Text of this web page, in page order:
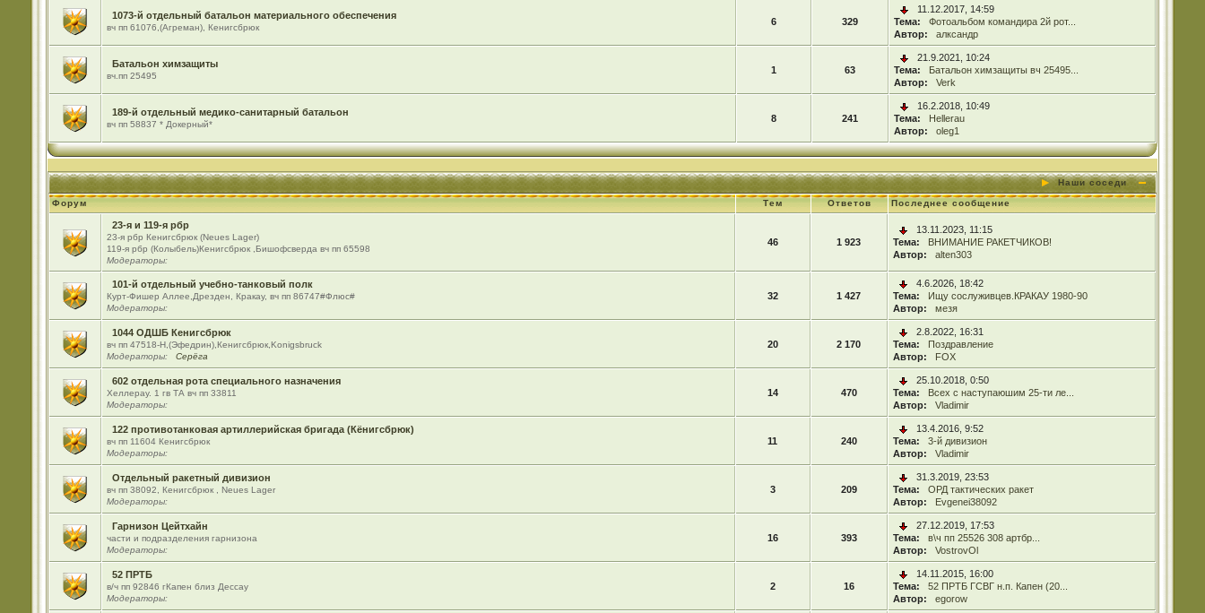
1073-й отдельный батальон материального обеспечения
вч пп 61076,(Агреман), Кенигсбрюк
6 329
11.12.2017, 14:59
Тема:
Фотоальбом командира 2й рот...
Автор:
алксандр
Батальон химзащиты
вч.пп 25495
1 63
21.9.2021, 10:24
Тема:
Батальон химзащиты вч 25495...
Автор:
Verk
189-й отдельный медико-санитарный батальон
вч пп 58837 * Докерный*
8 241
16.2.2018, 10:49
Тема:
Hellerau
Автор:
oleg1
Наши соседи
Форум Тем Ответов Последнее сообщение
23-я и 119-я рбр
23-я рбр Кенигсбрюк (Neues Lager)
119-я рбр (Колыбель)Кенигсбрюк ,Бишофсверда вч пп 65598
Модераторы:
46 1 923
13.11.2023, 11:15
Тема:
ВНИМАНИЕ РАКЕТЧИКОВ!
Автор:
alten303
101-й отдельный учебно-танковый полк
Курт-Фишер Аллее,Дрезден, Кракау, вч пп 86747#Флюс#
Модераторы:
32 1 427
4.6.2026, 18:42
Тема:
Ищу сослуживцев.КРАКАУ 1980-90
Автор:
мезя
1044 ОДШБ Кенигсбрюк
вч пп 47518-Н,(Эфедрин),Кенигсбрюк,Konigsbruck
Модераторы:
Серёга
20 2 170
2.8.2022, 16:31
Тема:
Поздравление
Автор:
FOX
602 отдельная рота специального назначения
Хеллерау. 1 гв ТА вч пп 33811
Модераторы:
14 470
25.10.2018, 0:50
Тема:
Всех с наступаюшим 25-ти ле...
Автор:
Vladimir
122 противотанковая артиллерийская бригада (Кёнигсбрюк)
вч пп 11604 Кенигсбрюк
Модераторы:
11 240
13.4.2016, 9:52
Тема:
3-й дивизион
Автор:
Vladimir
Отдельный ракетный дивизион
вч пп 38092, Кенигсбрюк , Neues Lager
Модераторы:
3 209
31.3.2019, 23:53
Тема:
ОРД тактических ракет
Автор:
Evgenei38092
Гарнизон Цейтхайн
части и подразделения гарнизона
Модераторы:
16 393
27.12.2019, 17:53
Тема:
в\ч пп 25526 308 артбр...
Автор:
VostrovOl
52 ПРТБ
в/ч пп 92846 гКапен близ Дессау
Модераторы:
2 16
14.11.2015, 16:00
Тема:
52 ПРТБ ГСВГ н.п. Капен (20...
Автор:
egorow